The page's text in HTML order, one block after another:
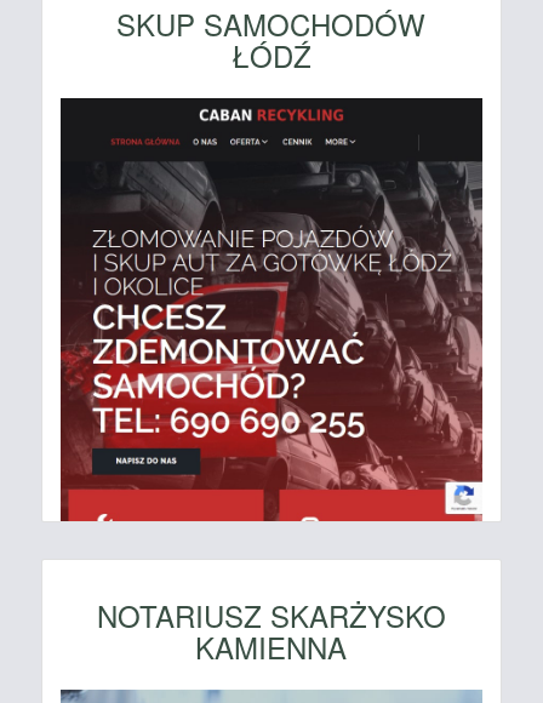
SKUP SAMOCHODÓW
ŁÓDŹ
NOTARIUSZ SKARŻYSKO
KAMIENNA